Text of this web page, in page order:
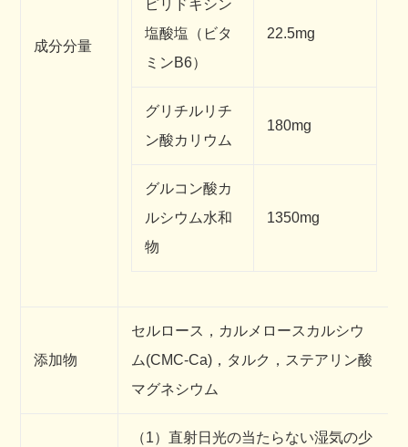
成分分量
ピリドキシン
塩酸塩（ビタ
ミンB6）
22.5mg
グリチルリチ
ン酸カリウム
180mg
グルコン酸カ
ルシウム水和
物
1350mg
添加物
セルロース，カルメロースカルシウ
ム(CMC-Ca)，タルク，ステアリン酸
マグネシウム
（1）直射日光の当たらない湿気の少